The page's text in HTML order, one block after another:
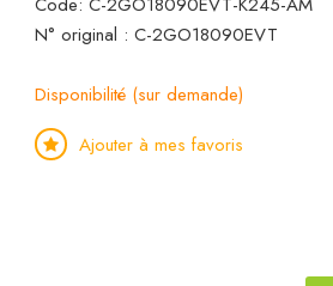
N° original : C-2GO18090EVT
Disponibilité (sur demande)
Ajouter à mes favoris